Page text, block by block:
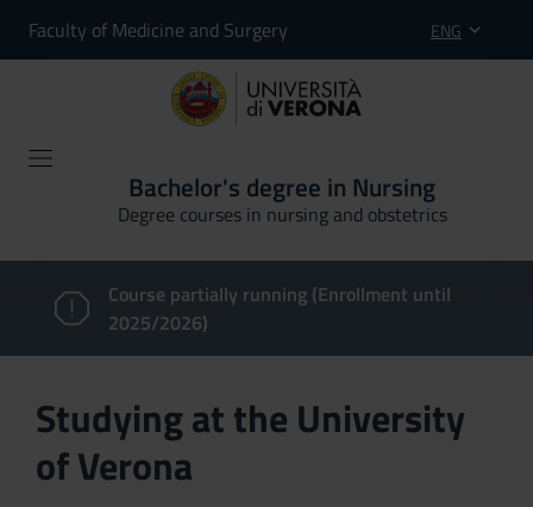
Faculty of Medicine and Surgery ENG
Bachelor's degree in Nursing
Degree courses in nursing and obstetrics
Course partially running (Enrollment until
2025/2026)
Studying at the University
of Verona